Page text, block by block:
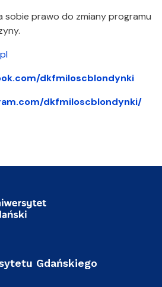
sobie prawo do zmiany programu
dkfmiloscblondynki
dkfmiloscblondynki/
Gdańskiego